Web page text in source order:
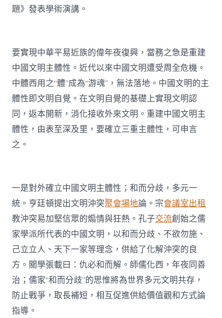
題》發表學術演講。
要實現中華平易近族的偉年夜復興，當務之急是重建
中國文明主體性。近代以來中國文明遭受周全危機。
中體西用之“體”成為“游魂”，無法落地。中國文明的主
體性即文明自覺。在文明自覺的基礎上實現文明認
同，返本開新，消化接收外來文明。重建中國文明主
體性，由表至深及里，要確立三重主體性，可申言
之。
一是對外確立中國文明主體性；和而分歧，多元一
統。亨廷頓提出文明沖突聚會場地論。宗會議室出租
教沖突易加堅信眾的煽情與狂熱。孔子交流創始之儒
家學派所代表的中國文明，以和而分歧、不欲勿施、
己立立人、天下一家等理念，供給了化解沖突的良
方。關學張載曰：仇必和而解。師儒化西，年夜同善
治；儒家“和而分歧”的思惟將為世界多元文明共存，
防止戰爭，取長補短，相互促進供給價值觀和方式論
指導。